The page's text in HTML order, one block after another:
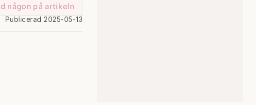
någon på artikeln
Publicerad 2025-05-13